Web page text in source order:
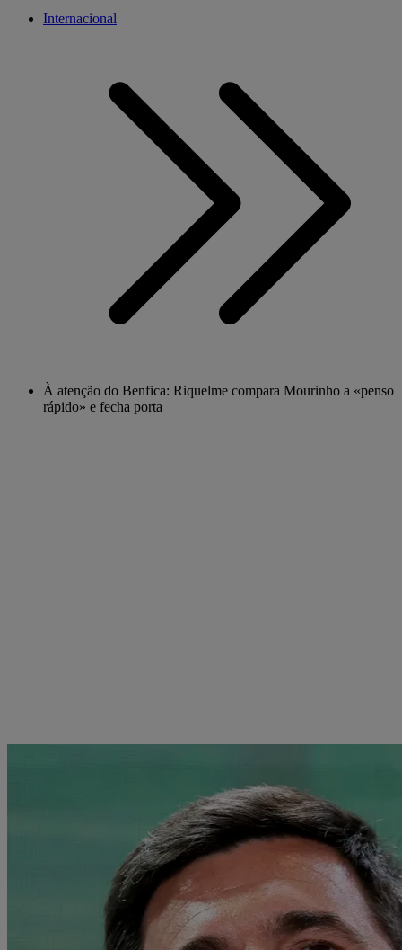
Internacional
À atenção do Benfica: Riquelme compara Mourinho a «penso
rápido» e fecha porta